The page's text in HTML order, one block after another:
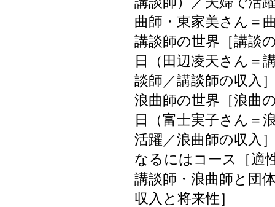
曲師・東家美さん＝
講談師の世界［講談
日（田辺凌天さん＝
談師／講談師の収入
浪曲師の世界［浪曲
日（富士実子さん＝
活躍／浪曲師の収入
なるにはコース［適
講談師・浪曲師と団
収入と将来性］